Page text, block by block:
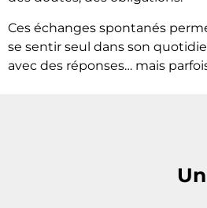
Ces échanges spontanés
se sentir seul dans son
avec des réponses… mais